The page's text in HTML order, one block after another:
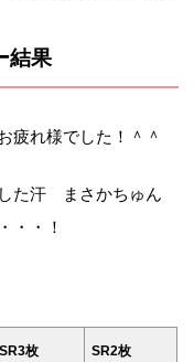
結果
疲れ様でした！＾＾
た汗 まさかちゅん
・・！
SR3枚 SR2枚